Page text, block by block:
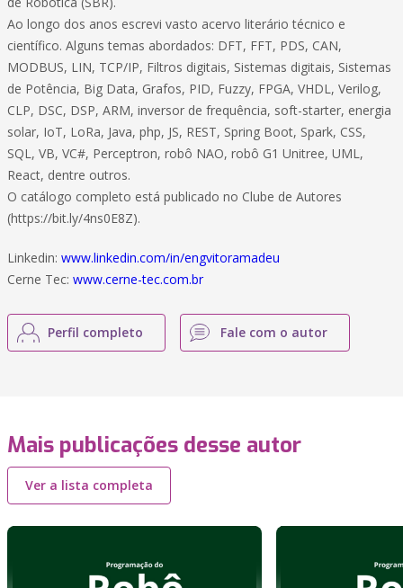
Ao longo dos anos escrevi vasto acervo literário técnico e
científico. Alguns temas abordados: DFT, FFT, PDS, CAN,
MODBUS, LIN, TCP/IP, Filtros digitais, Sistemas digitais, Sistemas
de Potência, Big Data, Grafos, PID, Fuzzy, FPGA, VHDL, Verilog,
CLP, DSC, DSP, ARM, inversor de frequência, soft-starter, energia
solar, IoT, LoRa, Java, php, JS, REST, Spring Boot, Spark, CSS,
SQL, VB, VC#, Perceptron, robô NAO, robô G1 Unitree, UML,
React, dentre outros.
O catálogo completo está publicado no Clube de Autores
(https://bit.ly/4ns0E8Z).
Linkedin: www.linkedin.com/in/engvitoramadeu
Cerne Tec: www.cerne-tec.com.br
Perfil completo Fale com o autor
Mais publicações desse autor
Ver a lista completa